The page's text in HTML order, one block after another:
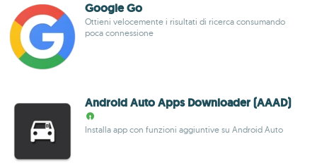
Google Go
Ottieni velocemente i risultati di ricerca consumando
poca connessione
Android Auto Apps Downloader (AAAD)
Installa app con funzioni aggiuntive su Android Auto